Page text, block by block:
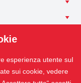
esperienza utente sul
sui cookie, vedere